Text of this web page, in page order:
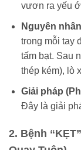
vươn ra yếu
Nguyên
trong mỗi tay
tấm bạt. Sau
thép kém), lò
Giải pháp
Đây là giải
2. Bệnh